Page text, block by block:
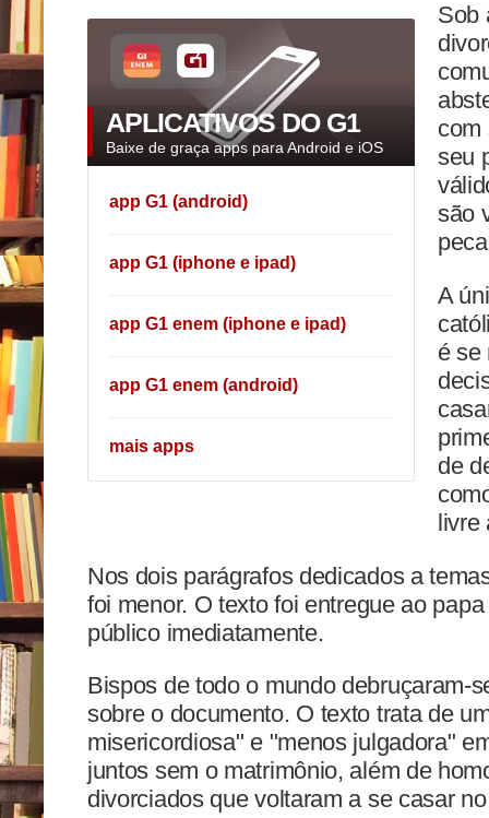
APLICATIVOS DO G1
Baixe de graça apps para Android e iOS
app G1 (android)
app G1 (iphone e ipad)
app G1 enem (iphone e ipad)
app G1 enem (android)
mais apps
Sob
com
seu
são
A
é se
de
livre
Nos dois parágrafos dedicados a
foi menor. O texto foi entregue ao
público imediatamente.
Bispos de todo o mundo debruçaram-
sobre o documento. O texto trata de
misericordiosa" e "menos julgadora"
juntos sem o matrimônio, além de
divorciados que voltaram a se casar